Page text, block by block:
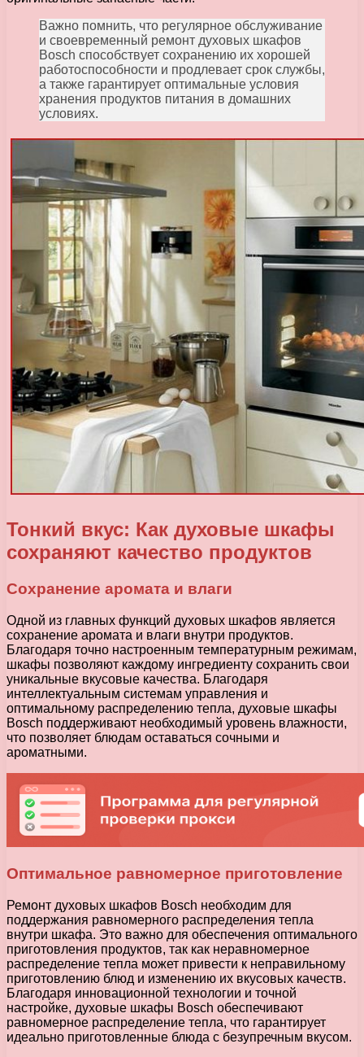
Важно помнить, что регулярное обслуживание
и своевременный ремонт духовых шкафов
Bosch способствует сохранению их хорошей
работоспособности и продлевает срок службы,
а также гарантирует оптимальные условия
хранения продуктов питания в домашних
условиях.
Тонкий вкус: Как духовые шкафы
сохраняют качество продуктов
Сохранение аромата и влаги
Одной из главных функций духовых шкафов является
сохранение аромата и влаги внутри продуктов.
Благодаря точно настроенным температурным режимам,
шкафы позволяют каждому ингредиенту сохранить свои
уникальные вкусовые качества. Благодаря
интеллектуальным системам управления и
оптимальному распределению тепла, духовые шкафы
Bosch поддерживают необходимый уровень влажности,
что позволяет блюдам оставаться сочными и
ароматными.
Оптимальное равномерное приготовление
Ремонт духовых шкафов Bosch необходим для
поддержания равномерного распределения тепла
внутри шкафа. Это важно для обеспечения оптимального
приготовления продуктов, так как неравномерное
распределение тепла может привести к неправильному
приготовлению блюд и изменению их вкусовых качеств.
Благодаря инновационной технологии и точной
настройке, духовые шкафы Bosch обеспечивают
равномерное распределение тепла, что гарантирует
идеально приготовленные блюда с безупречным вкусом.